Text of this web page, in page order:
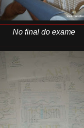
No final do exame